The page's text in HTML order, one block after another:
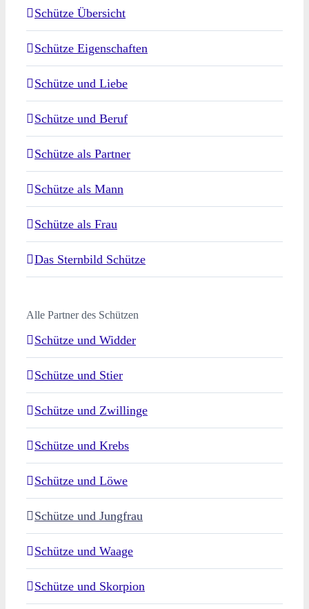
Schütze Übersicht
Schütze Eigenschaften
Schütze und Liebe
Schütze und Beruf
Schütze als Partner
Schütze als Mann
Schütze als Frau
Das Sternbild Schütze
Alle Partner des Schützen
Schütze und Widder
Schütze und Stier
Schütze und Zwillinge
Schütze und Krebs
Schütze und Löwe
Schütze und Jungfrau
Schütze und Waage
Schütze und Skorpion